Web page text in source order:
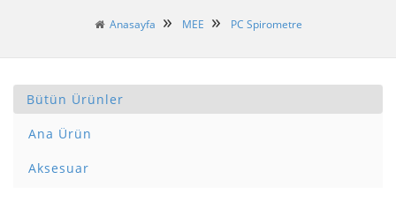
Anasayfa MEE PC Spirometre
Bütün Ürünler
Ana Ürün
Aksesuar